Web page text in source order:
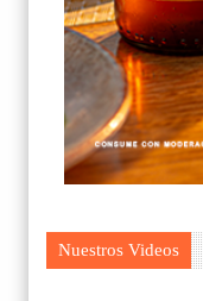
Nuestros Videos